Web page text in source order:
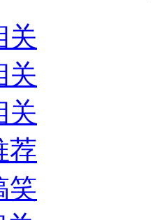
关
关
关
荐
笑